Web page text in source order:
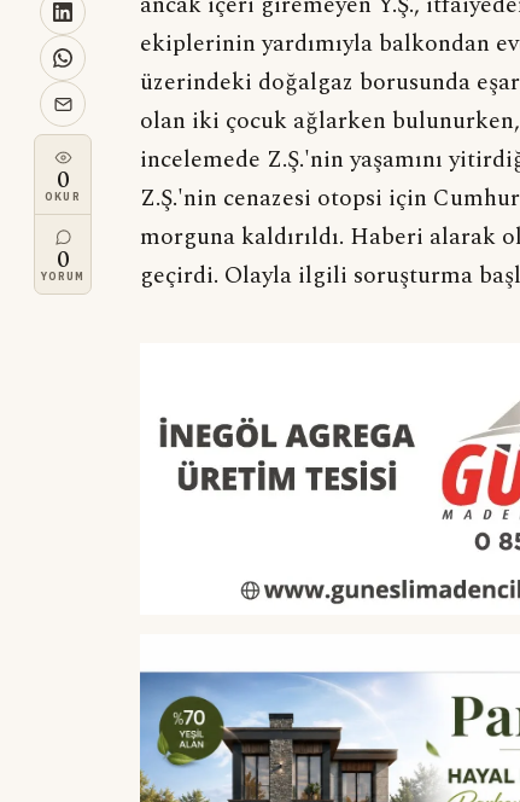
0
OKUR
0
YORUM
ekiplerinin yardımıyla balkondan
üzerindeki doğalgaz borusunda
olan iki çocuk ağlarken
incelemede Z.Ş.'nin yaşamını
Z.Ş.'nin cenazesi otopsi için
morguna kaldırıldı. Haberi alarak
geçirdi. Olayla ilgili soruşturma